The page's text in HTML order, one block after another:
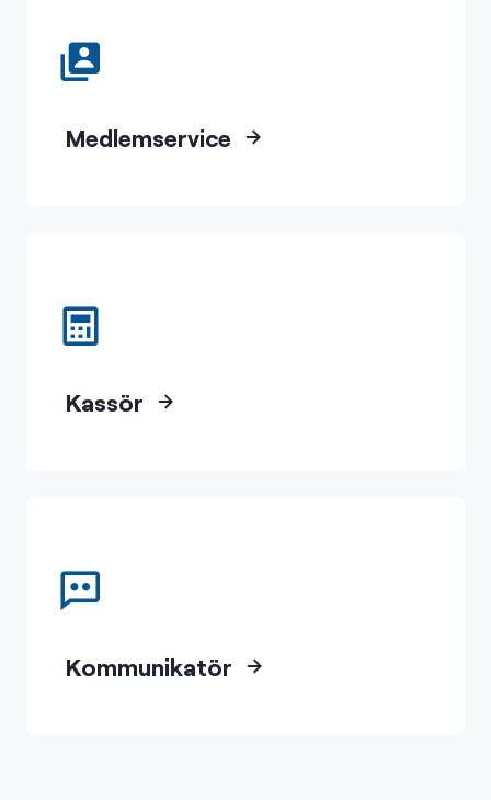
Medlemservice
Kassör
Kommunikatör